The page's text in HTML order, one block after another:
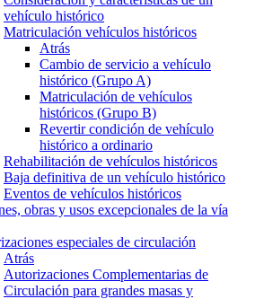
vehículo histórico
Matriculación vehículos históricos
Atrás
Cambio de servicio a vehículo
histórico (Grupo A)
Matriculación de vehículos
históricos (Grupo B)
Revertir condición de vehículo
histórico a ordinario
Rehabilitación de vehículos históricos
Baja definitiva de un vehículo histórico
Eventos de vehículos históricos
obras y usos excepcionales de la vía
especiales de circulación
Atrás
Autorizaciones Complementarias de
Circulación para grandes masas y